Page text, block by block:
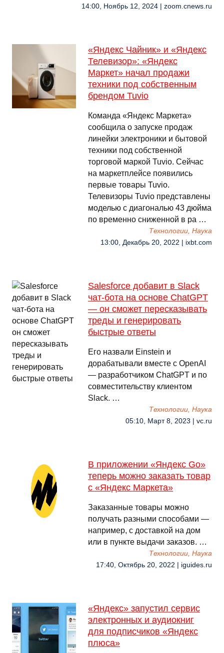
14:00, Ноябрь 12, 2024 | zoom.cnews.ru
«Яндекс Чайник» и «Яндекс
Телевизор»: «Яндекс
Маркет» начал продажи
техники под собственным
брендом Tuvio
Команда «Яндекс Маркета»
сообщила о запуске продаж
линейки электроники и бытовой
техники под собственной
торговой маркой Tuvio. Сейчас
на маркетплейсе появились
первые товары Tuvio.
Телевизоры Tuvio представлены
моделью с диагональю 43 дюйма
по временно сниженной в ра …
Технологии, Наука
13:00, Декабрь 20, 2022 | ixbt.com
Salesforce добавит в Slack
чат-бота на основе ChatGPT
— он сможет пересказывать
треды и генерировать
быстрые ответы
Его назвали Einstein и
дорабатывали вместе с OpenAI
— разработчиком ChatGPT и по
совместительству клиентом
Slack. …
Технологии, Наука
05:10, Март 8, 2023 | vc.ru
В приложении «Яндекс Go»
теперь можно заказать товар
с «Яндекс Маркета»
Заказанные товары можно
получать разными способами —
например, с доставкой на дом
или в пункте выдачи заказов. …
Технологии, Наука
17:40, Октябрь 20, 2022 | iguides.ru
«Яндекс» запустил сервис
электронных и аудиокниг
для подписчиков «Яндекс
плюса»